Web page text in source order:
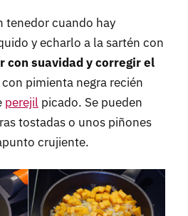
tenedor cuando hay
y echarlo a la sartén con
con suavidad y corregir el
con pimienta negra recién
perejil picado. Se pueden
tostadas o unos piñones
crujiente.